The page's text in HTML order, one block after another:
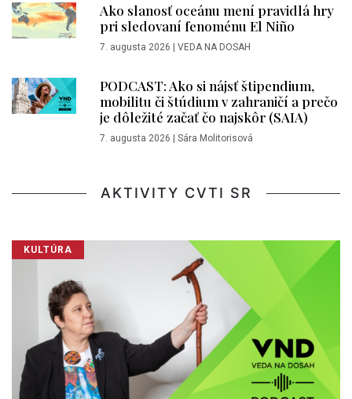
Ako slanosť oceánu mení pravidlá hry
pri sledovaní fenoménu El Niño
7. augusta 2026 | VEDA NA DOSAH
PODCAST: Ako si nájsť štipendium,
mobilitu či štúdium v zahraničí a prečo
je dôležité začať čo najskôr (SAIA)
7. augusta 2026 | Sára Molitorisová
AKTIVITY CVTI SR
KULTÚRA